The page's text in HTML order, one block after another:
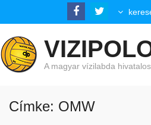
A magyar vízilabda
Címke: OMW